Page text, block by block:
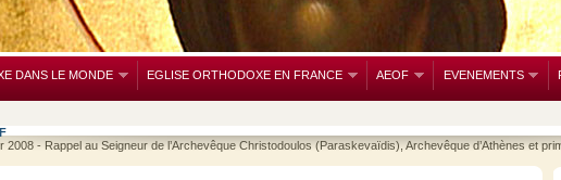
DANS LE MONDE EGLISE ORTHODOXE EN FRANCE AEOF EVENEMENTS
2008 - Rappel au Seigneur de l’Archevêque Christodoulos (Paraskevaïdis), Archevêque d’Athènes et